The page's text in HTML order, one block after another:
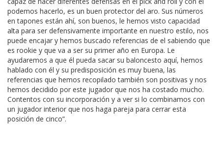
podemos hacerlo, es un buen protector del aro. Sus números
en tapones están ahí, son buenos, le hemos visto capacidad
alta para ser defensivamente importante en nuestro estilo, nos
puede encajar y hemos buscado referencias de el sabiendo que
es rookie y que va a ser su primer año en Europa. Le
ayudaremos a que él pueda sacar su baloncesto aquí, hemos
hablado con él y su predisposición es muy buena, las
referencias que hemos recopilado también son positivas y nos
hemos decidido por este jugador que nos ha costado mucho.
Contentos con su incorporación y a ver si lo combinamos con
un jugador interior que nos haga pareja para cerrar esta
posición de cinco”.